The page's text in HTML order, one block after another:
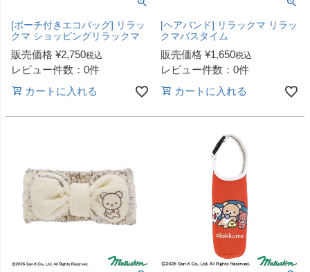
[ポーチ付きエコバッグ] リラッ
クマ ショッピングリラックマ
販売価格 ¥2,750税込
レビュー件数：0件
カートに入れる
[ヘアバンド] リラックマ リラッ
クマバスタイム
販売価格 ¥1,650税込
レビュー件数：0件
カートに入れる